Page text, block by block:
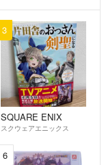
3
SQUARE ENIX
スクウェアエニックス
6